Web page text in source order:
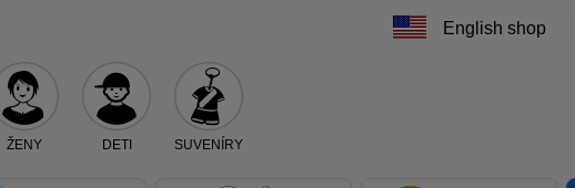
English shop
ŽENY DETI SUVENÍRY